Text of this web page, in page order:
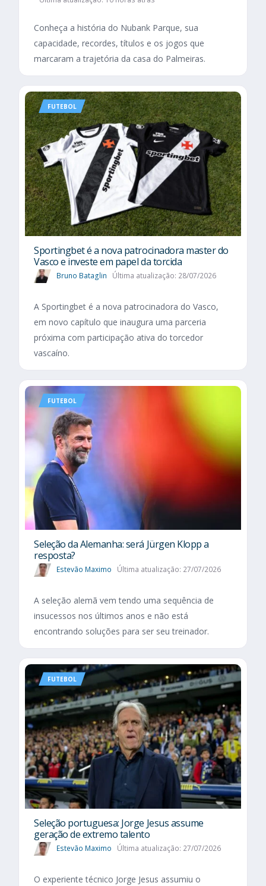
Conheça a história do Nubank Parque, sua
capacidade, recordes, títulos e os jogos que
marcaram a trajetória da casa do Palmeiras.
FUTEBOL
Sportingbet é a nova patrocinadora master do
Vasco e investe em papel da torcida
Bruno Bataglin Última atualização: 28/07/2026
A Sportingbet é a nova patrocinadora do Vasco,
em novo capítulo que inaugura uma parceria
próxima com participação ativa do torcedor
vascaíno.
FUTEBOL
Seleção da Alemanha: será Jürgen Klopp a
resposta?
Estevão Maximo Última atualização: 27/07/2026
A seleção alemã vem tendo uma sequência de
insucessos nos últimos anos e não está
encontrando soluções para ser seu treinador.
FUTEBOL
Seleção portuguesa: Jorge Jesus assume
geração de extremo talento
Estevão Maximo Última atualização: 27/07/2026
O experiente técnico Jorge Jesus assumiu o